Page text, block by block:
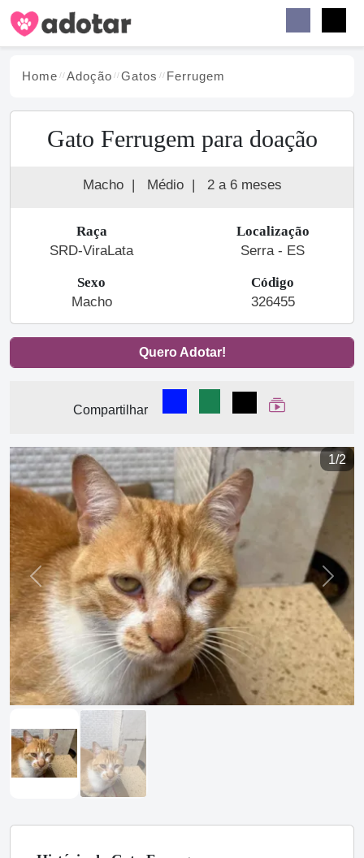
Home Adoção Gatos Ferrugem
Gato Ferrugem para doação
Macho | Médio | 2 a 6 meses
Raça
SRD-ViraLata
Localização
Serra - ES
Sexo
Macho
Código
326455
Quero Adotar!
Compartilhar
Compartilhar no Facebook
Compartilhar no
Compartilhar
Ver Web Story
1/2
Previous Next